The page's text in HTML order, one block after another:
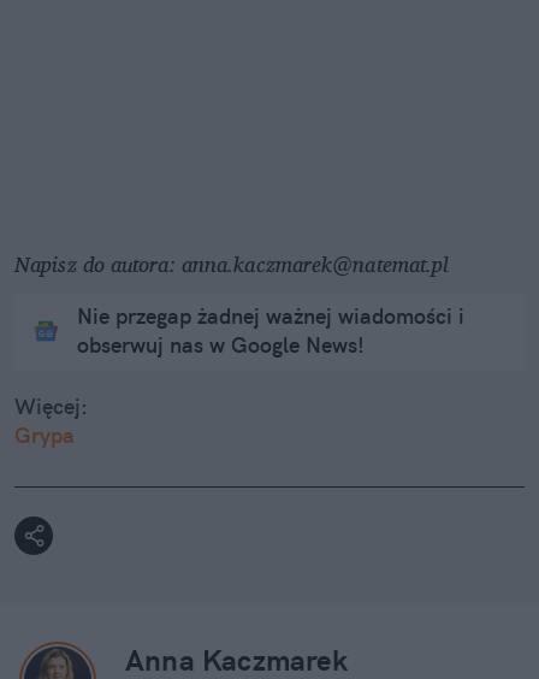
Napisz do autora: anna.kaczmarek@natemat.pl
Nie przegap żadnej ważnej wiadomości i
obserwuj nas w Google News!
Więcej:
Grypa
Anna Kaczmarek